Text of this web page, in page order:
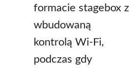
formacie stagebox z
wbudowaną
kontrolą Wi-Fi,
podczas gdy